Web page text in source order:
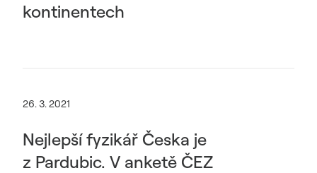
kontinentech
26. 3. 2021
Nejlepší fyzikář Česka je
z Pardubic. V anketě ČEZ